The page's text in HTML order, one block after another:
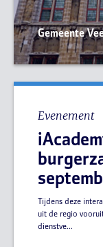
Gemeente
Evenement
Tijdens deze
uit de regio
dienstve...